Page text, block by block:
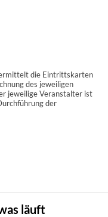
die Eintrittskarten
des jeweiligen
jeweilige Veranstalter ist
der
läuft